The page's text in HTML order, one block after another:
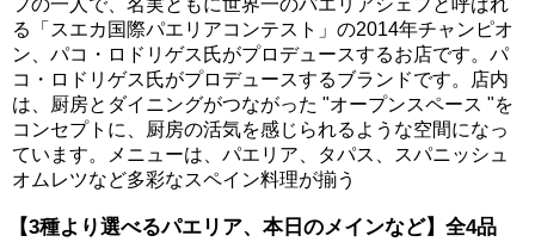
フの一人で、名実ともに世界一のパエリアシェフと呼ばれ
る「スエカ国際パエリアコンテスト」の2014年チャンピオ
ン、パコ・ロドリゲス氏がプロデュースするお店です。パ
コ・ロドリゲス氏がプロデュースするブランドです。店内
は、厨房とダイニングがつながった "オープンスペース "を
コンセプトに、厨房の活気を感じられるような空間になっ
ています。メニューは、パエリア、タパス、スパニッシュ
オムレツなど多彩なスペイン料理が揃う
【3種より選べるパエリア、本日のメインなど】全4品